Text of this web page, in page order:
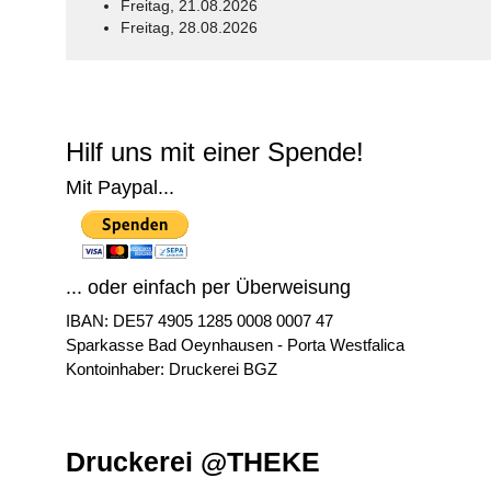
Freitag, 21.08.2026
Freitag, 28.08.2026
Hilf uns mit einer Spende!
Mit Paypal...
... oder einfach per Überweisung
IBAN: DE57 4905 1285 0008 0007 47
Sparkasse Bad Oeynhausen - Porta Westfalica
Kontoinhaber: Druckerei BGZ
Druckerei @THEKE